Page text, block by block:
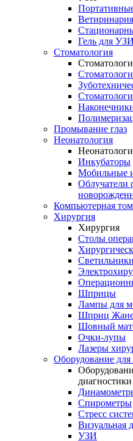
Ветиринария
Гель для УЗИ
Стоматология
Промывание глаз
Неонатология
Инкубаторы
Мобильные
Облучатели
Компьютерная
Хирургия
Хирургия
Столы
Шприцы
Лампы для
Шприц
Шовный
Очки-лупы
Лазеры
Оборудование
диагностики
Спирометры
Стресс
Визуальная
УЗИ